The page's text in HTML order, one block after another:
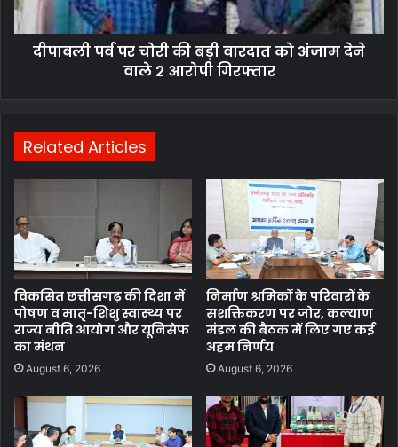
दीपावली पर्व पर चोरी की बड़ी वारदात को अंजाम देने
वाले 2 आरोपी गिरफ्तार
Related Articles
विकसित छत्तीसगढ़ की दिशा में
पोषण व मातृ-शिशु स्वास्थ्य पर
राज्य नीति आयोग और यूनिसेफ
का मंथन
August 6, 2026
निर्माण श्रमिकों के परिवारों के
सशक्तिकरण पर जोर, कल्याण
मंडल की बैठक में लिए गए कई
अहम निर्णय
August 6, 2026